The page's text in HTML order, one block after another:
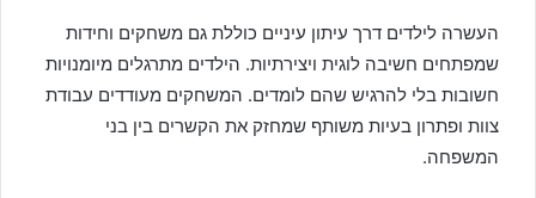
העשרה לילדים דרך עיתון עיניים כוללת גם משחקים וחידות
שמפתחים חשיבה לוגית ויצירתיות. הילדים מתרגלים מיומנויות
חשובות בלי להרגיש שהם לומדים. המשחקים מעודדים עבודת
צוות ופתרון בעיות משותף שמחזק את הקשרים בין בני
המשפחה.